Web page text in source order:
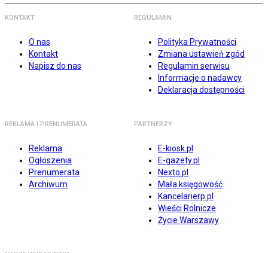
KONTAKT
O nas
Kontakt
Napisz do nas
REGULAMIN
Polityka Prywatności
Zmiana ustawień zgód
Regulamin serwisu
Informacje o nadawcy
Deklaracja dostępności
REKLAMA I PRENUMERATA
Reklama
Ogłoszenia
Prenumerata
Archiwum
PARTNERZY
E-kiosk.pl
E-gazety.pl
Nexto.pl
Mała księgowość
Kancelarierp.pl
Wieści Rolnicze
Życie Warszawy